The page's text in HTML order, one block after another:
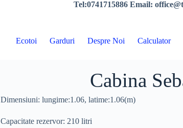
Tel:0741715886 Email:
Ecotoi Garduri Despre Noi Calculator
Cabina
Dimensiuni: lungime:1.06, latime:1.06(m)
Capacitate rezervor: 210 litri